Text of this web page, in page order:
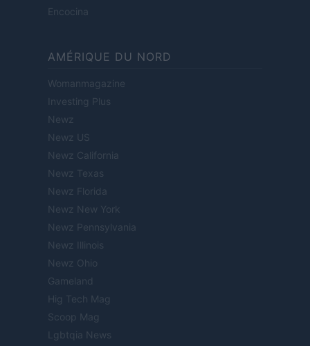
Encocina
AMÉRIQUE DU NORD
Womanmagazine
Investing Plus
Newz
Newz US
Newz California
Newz Texas
Newz Florida
Newz New York
Newz Pennsylvania
Newz Illinois
Newz Ohio
Gameland
Hig Tech Mag
Scoop Mag
Lgbtqia News